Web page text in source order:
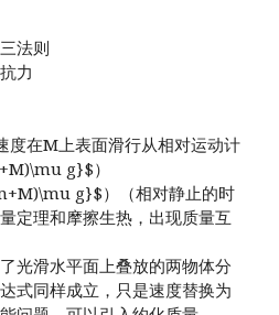
法则
力
度在M上表面滑行从相对运动计
g}$）
g}$）（相对静止的时
定理和摩擦生热，出现质量互
光滑水平面上叠放的两物体分
式同样成立，只是速度替换为